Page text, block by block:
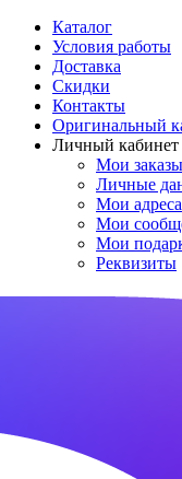
Каталог
Условия работы
Доставка
Скидки
Контакты
Оригинальный
Личный кабинет
Мои заказы
Личные
Мои адреса
Мои
Мои
Реквизиты